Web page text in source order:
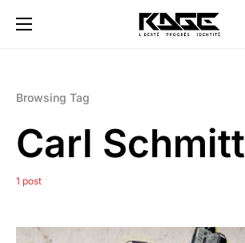
Browsing Tag
Carl Schmitt
1 post